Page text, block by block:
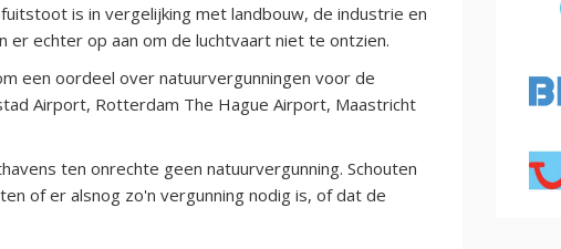
is in vergelijking met landbouw, de industrie en
echter op aan om de luchtvaart niet te ontzien.
een oordeel over natuurvergunningen voor de
Airport, Rotterdam The Hague Airport, Maastricht
ten onrechte geen natuurvergunning. Schouten
of er alsnog zo'n vergunning nodig is, of dat de